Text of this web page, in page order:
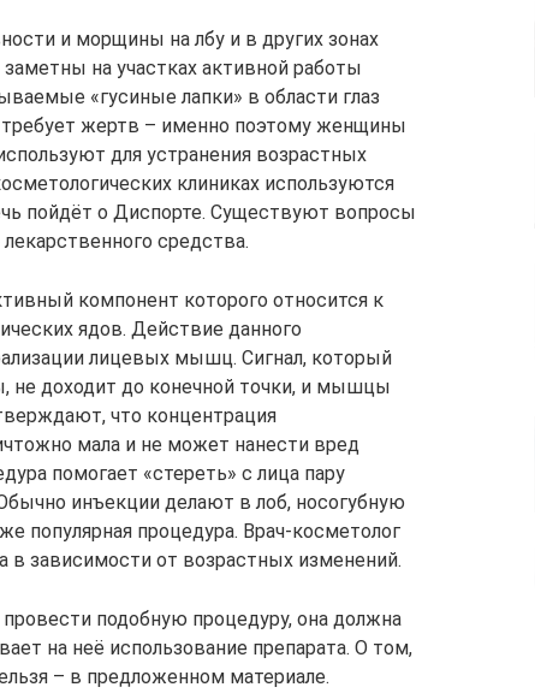
и морщины на лбу и в других зонах
на участках активной работы
«гусиные лапки» в области глаз
жертв – именно поэтому женщины
для устранения возрастных
клиниках используются
пойдёт о Диспорте. Существуют вопросы
средства.
компонент которого относится к
ядов. Действие данного
лицевых мышц. Сигнал, который
не доходит до конечной точки, и мышцы
что концентрация
мала и не может нанести вред
помогает «стереть» с лица пару
инъекции делают в лоб, носогубную
популярная процедура. Врач-косметолог
в зависимости от возрастных изменений.
подобную процедуру, она должна
на неё использование препарата. О том,
– в предложенном материале.